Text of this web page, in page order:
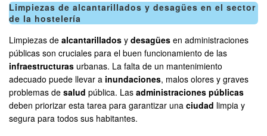
Limpiezas de alcantarillados y desagües en el sector
de la hostelería
Limpiezas de alcantarillados y desagües en administraciones
públicas son cruciales para el buen funcionamiento de las
infraestructuras urbanas. La falta de un mantenimiento
adecuado puede llevar a inundaciones, malos olores y graves
problemas de salud pública. Las administraciones públicas
deben priorizar esta tarea para garantizar una ciudad limpia y
segura para todos sus habitantes.